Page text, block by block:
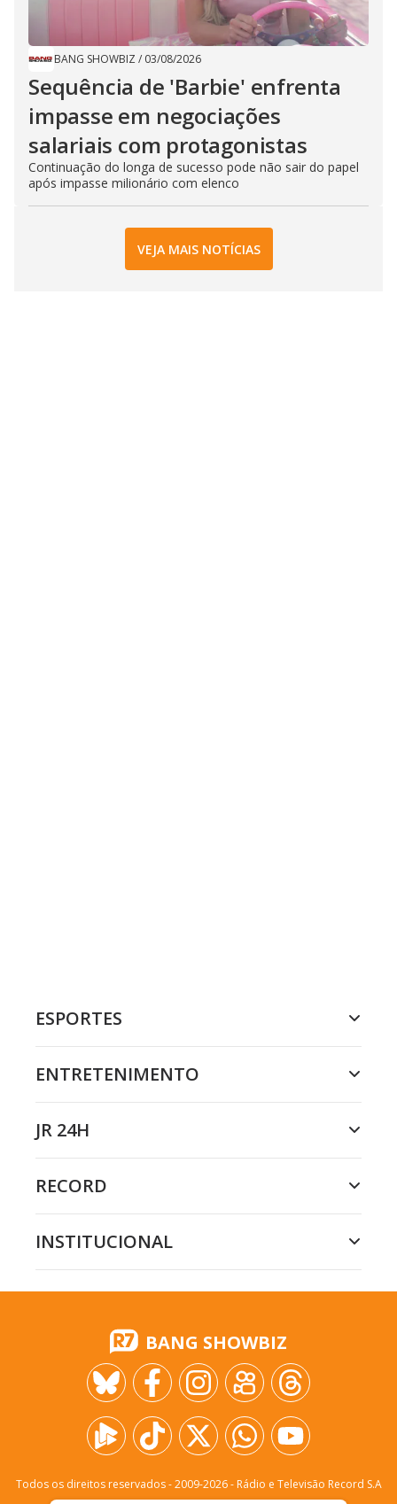
BANG SHOWBIZ / 03/08/2026
Sequência de ​'Barbie​' enfrenta
impasse em negociações
salariais com ​protagonistas
Continuação do longa de sucesso pode não sair do papel
após impasse milionário com elenco
VEJA MAIS NOTÍCIAS
ESPORTES
ENTRETENIMENTO
JR 24H
RECORD
INSTITUCIONAL
BANG SHOWBIZ
Todos os direitos reservados - 2009-2026- Rádio e Televisão Record S.A